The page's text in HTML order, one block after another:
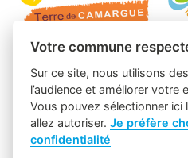
Votre commune
Sur ce site, nous utilisons
l’audience et améliorer votre
Vous pouvez sélectionner ici
allez autoriser.Je préfère
confidentialité